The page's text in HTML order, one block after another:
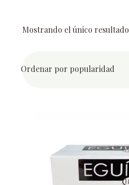
Mostrando el único resultado